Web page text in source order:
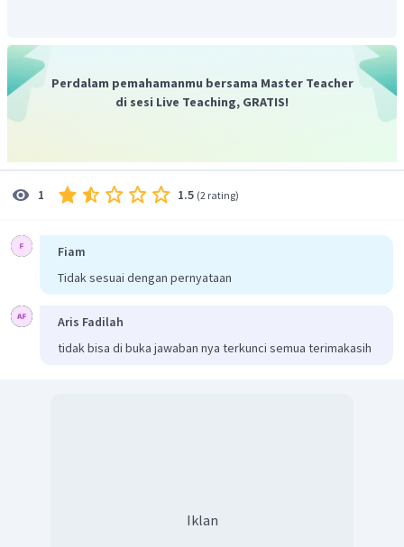
because she wants to show her affection
and wish her
brother to get well soon
Perdalam pemahamanmu bersama Master Teacher
di sesi Live Teaching, GRATIS!
1 1.5 (2 rating)
Fiam
Tidak sesuai dengan pernyataan
Aris Fadilah
tidak bisa di buka jawaban nya terkunci semua terimakasih
Iklan